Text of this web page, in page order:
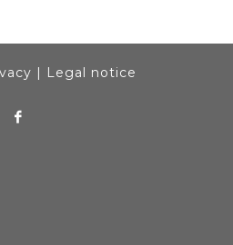
| Legal notice